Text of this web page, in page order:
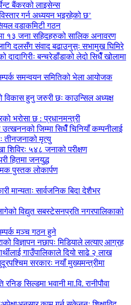
बैंकरको लाइसेन्स
गर्न अध्ययन भइरहेको छ’
वडाकमिटी गठन
१३ जना सहिदहरुको सालिक अनावरण
दलसँग संवाद बढाउनुस्ः सभामुख घिमिरे
दादागिरीः बन्चरेडाँडाको लेदो सिधैँ खोलामा
समन्वयन समितिको भेला आयोजक
विकास हुनु जरुरी छः काउन्सिल अध्यक्ष
भरोसा छ : प्रधानमन्त्री
जिम्मा सिधैँ चिनियाँ कम्पनीलाई
तीनजनाको मृत्यु
५४८ जनाको परीक्षण
हितमा जनयुद्ध
पुस्तक लोकार्पण
मान्यताः सार्वजनिक बिदा देशैभर
विद्युत सबस्टेसनप्रति नगरपालिकाको
मञ्च गठन हुने
विज्ञापन नछापः मिडियाले लत्याए आग्रह
गाउँपालिकाले दियो साढे २ लाख
सरकारः नयाँ मुख्यमन्त्रीमा
रनिङ सिल्डमा भवानी मा.वि. रानीपौवा